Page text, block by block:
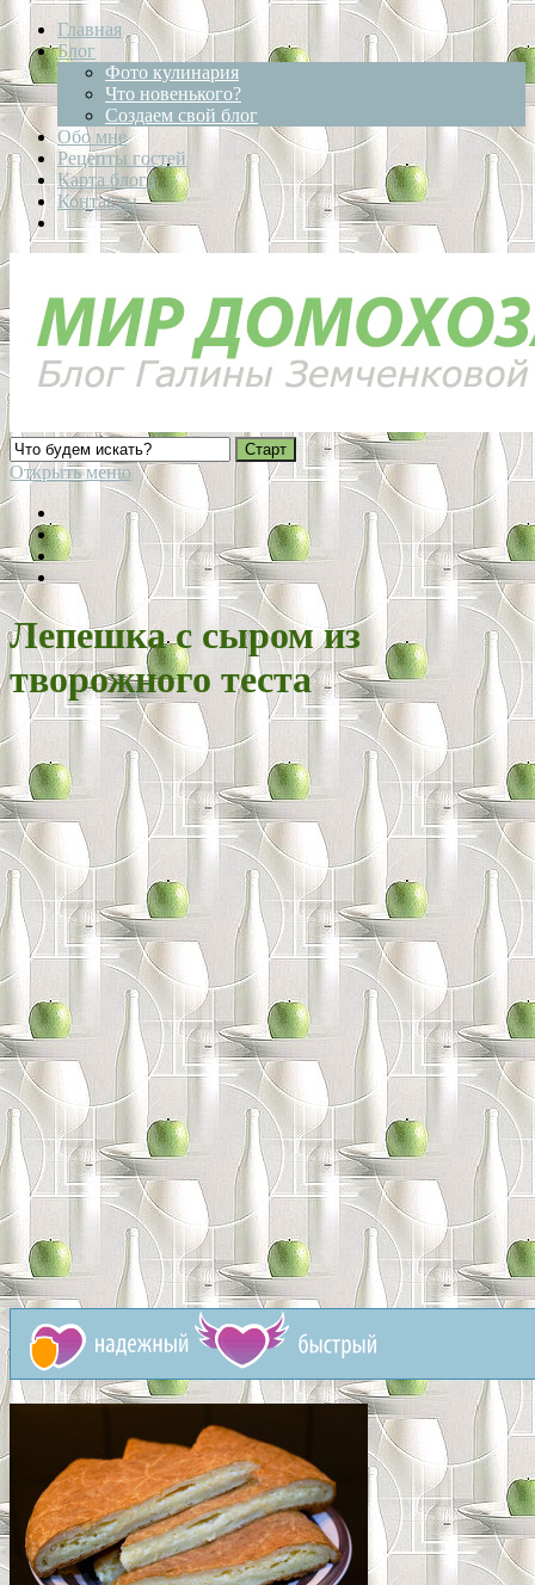
Главная
Блог
Фото кулинария
Что новенького?
Создаем свой блог
Обо мне
Рецепты гостей
Карта блога
Контакты
Открыть меню
Лепешка с сыром из
творожного теста